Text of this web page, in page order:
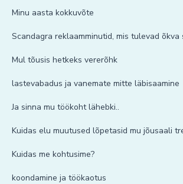
Minu aasta kokkuvõte
Scandagra reklaamminutid, mis tulevad õkva
Mul tõusis hetkeks vererõhk
lastevabadus ja vanemate mitte läbisaamine
Ja sinna mu töökoht lähebki..
Kuidas elu muutused lõpetasid mu jõusaali
Kuidas me kohtusime?
koondamine ja töökaotus